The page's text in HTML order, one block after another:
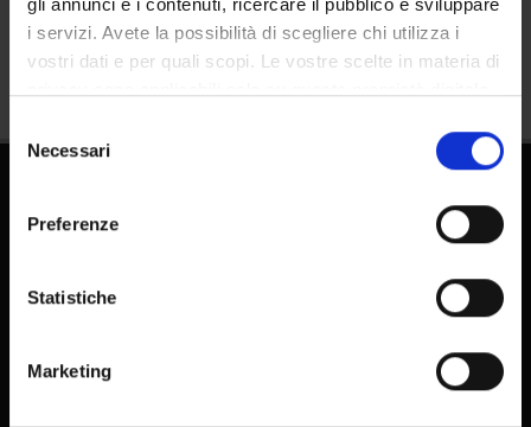
gli annunci e i contenuti, ricercare il pubblico e sviluppare
i servizi. Avete la possibilità di scegliere chi utilizza i
vostri dati e per quali scopi. Le vostre scelte in materia di
modificare o revocare il proprio consenso in qualsiasi
momento dalla Dichiarazione sui cookie o facendo clic
raccogliere informazioni sulla tua posizione
geografica, con un'approssimazione di qualche
Identificare il tuo dispositivo, scansionandolo
delNecessari
Preferenze
Statistiche
Marketing
Share
E-learning